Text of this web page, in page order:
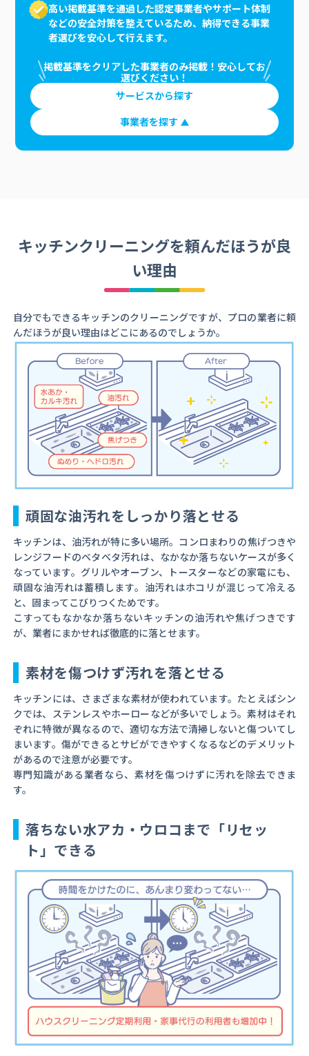
高い掲載基準を通過した認定事業者やサポート体制
などの安全対策を整えているため、納得できる事業
者選びを安心して行えます。
掲載基準をクリアした事業者のみ掲載！安心してお
選びください！
サービスから探す
事業者を探す
キッチンクリーニングを頼んだほうが良
い理由
自分でもできるキッチンのクリーニングですが、プロの業者に頼
んだほうが良い理由はどこにあるのでしょうか。
頑固な油汚れをしっかり落とせる
キッチンは、油汚れが特に多い場所。コンロまわりの焦げつきや
レンジフードのベタベタ汚れは、なかなか落ちないケースが多く
なっています。グリルやオーブン、トースターなどの家電にも、
頑固な油汚れは蓄積します。油汚れはホコリが混じって冷える
と、固まってこびりつくためです。
こすってもなかなか落ちないキッチンの油汚れや焦げつきです
が、業者にまかせれば徹底的に落とせます。
素材を傷つけず汚れを落とせる
キッチンには、さまざまな素材が使われています。たとえばシン
クでは、ステンレスやホーローなどが多いでしょう。素材はそれ
ぞれに特徴が異なるので、適切な方法で清掃しないと傷ついてし
まいます。傷ができるとサビができやすくなるなどのデメリット
があるので注意が必要です。
専門知識がある業者なら、素材を傷つけずに汚れを除去できま
す。
落ちない水アカ・ウロコまで「リセッ
ト」できる